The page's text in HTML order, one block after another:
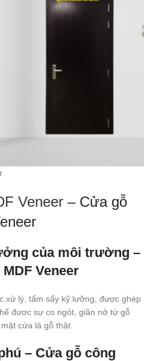
Veneer – Cửa gỗ
của môi trường –
Veneer
xử lý, tẩm sấy kỹ lưỡng, được ghép
được sự co ngót, giãn nở từ gỗ
cửa là gỗ thật.
– Cửa gỗ công